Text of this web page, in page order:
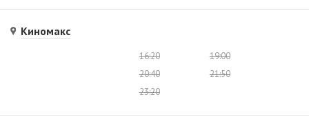
Киномакс
16:20
19:00
20:40
21:50
23:20